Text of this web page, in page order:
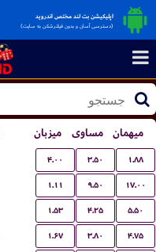
اپلیکیشن بت لند مختص اندروید
(دسترسی آسان و بدون فیلترشکن به سایت)
میزبان مساوی میهمان
۴.۰۰ ۳.۵۰ ۱.۸۸
۱.۱۱ ۹.۵۰ ۱۷.۰۰
۱.۵۳ ۴.۲۵ ۵.۵۰
۱.۶۷ ۳.۸۰ ۴.۷۵